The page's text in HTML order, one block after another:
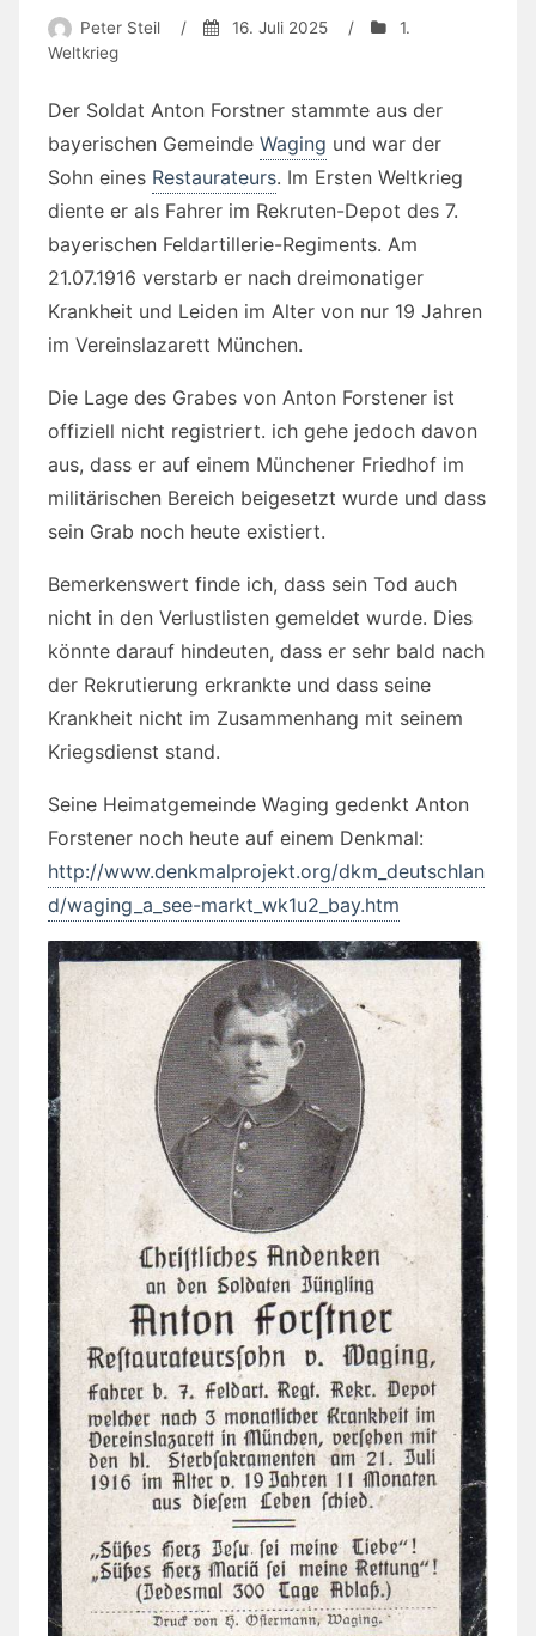
Peter Steil / 16. Juli 2025 /
1.
Weltkrieg
Der Soldat Anton Forstner stammte aus der
bayerischen Gemeinde Waging und war der
Sohn eines Restaurateurs. Im Ersten Weltkrieg
diente er als Fahrer im Rekruten-Depot des 7.
bayerischen Feldartillerie-Regiments. Am
21.07.1916 verstarb er nach dreimonatiger
Krankheit und Leiden im Alter von nur 19 Jahren
im Vereinslazarett München.
Die Lage des Grabes von Anton Forstener ist
offiziell nicht registriert. ich gehe jedoch davon
aus, dass er auf einem Münchener Friedhof im
militärischen Bereich beigesetzt wurde und dass
sein Grab noch heute existiert.
Bemerkenswert finde ich, dass sein Tod auch
nicht in den Verlustlisten gemeldet wurde. Dies
könnte darauf hindeuten, dass er sehr bald nach
der Rekrutierung erkrankte und dass seine
Krankheit nicht im Zusammenhang mit seinem
Kriegsdienst stand.
Seine Heimatgemeinde Waging gedenkt Anton
Forstener noch heute auf einem Denkmal:
http://www.denkmalprojekt.org/dkm_deutschlan
d/waging_a_see-markt_wk1u2_bay.htm